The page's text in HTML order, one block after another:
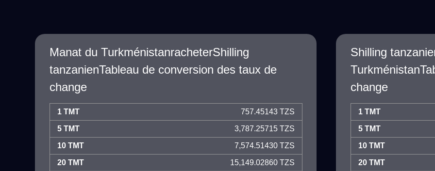
Manat du TurkménistanracheterShilling
tanzanienTableau de conversion des taux de
change
1 TMT 757.45143 TZS
5 TMT 3,787.25715 TZS
10 TMT 7,574.51430 TZS
20 TMT 15,149.02860 TZS
Shilling
change
1 TMT
5 TMT
10 TMT
20 TMT